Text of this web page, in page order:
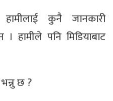
कुनै जानकारी
हामीले पनि मिडियाबाट
छ ?